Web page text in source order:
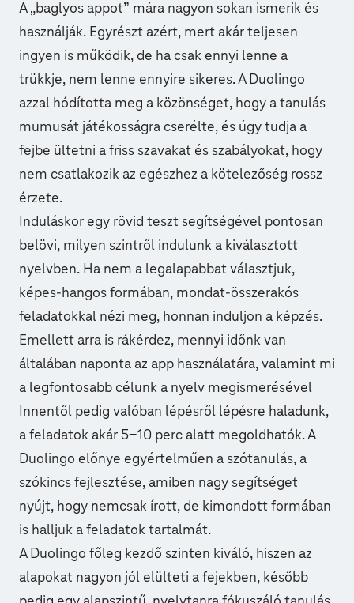
A „baglyos appot” mára nagyon sokan ismerik és
használják. Egyrészt azért, mert akár teljesen
ingyen is működik, de ha csak ennyi lenne a
trükkje, nem lenne ennyire sikeres. A Duolingo
azzal hódította meg a közönséget, hogy a tanulás
mumusát játékosságra cserélte, és úgy tudja a
fejbe ültetni a friss szavakat és szabályokat, hogy
nem csatlakozik az egészhez a kötelezőség rossz
érzete.
Induláskor egy rövid teszt segítségével pontosan
belövi, milyen szintről indulunk a kiválasztott
nyelvben. Ha nem a legalapabbat választjuk,
képes-hangos formában, mondat-összerakós
feladatokkal nézi meg, honnan induljon a képzés.
Emellett arra is rákérdez, mennyi időnk van
általában naponta az app használatára, valamint mi
a legfontosabb célunk a nyelv megismerésével
Innentől pedig valóban lépésről lépésre haladunk,
a feladatok akár 5-10 perc alatt megoldhatók. A
Duolingo előnye egyértelműen a szótanulás, a
szókincs fejlesztése, amiben nagy segítséget
nyújt, hogy nemcsak írott, de kimondott formában
is halljuk a feladatok tartalmát.
A Duolingo főleg kezdő szinten kiváló, hiszen az
alapokat nagyon jól elülteti a fejekben, később